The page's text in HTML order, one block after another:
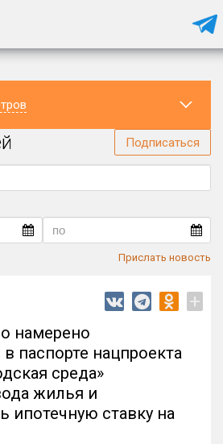
Подписаться
Прислать новость
+
намерено
паспорте нацпроекта
среда»
жилья и
ипотечную ставку на